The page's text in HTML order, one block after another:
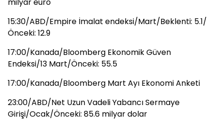
15:30/ABD/Empire İmalat endeksi/Mart/Beklenti: 5.1/
Önceki: 12.9
17:00/Kanada/Bloomberg Ekonomik Güven
Endeksi/13 Mart/Önceki: 55.5
17:00/Kanada/Bloomberg Mart Ayı Ekonomi Anketi
23:00/ABD/Net Uzun Vadeli Yabancı Sermaye
Girişi/Ocak/Önceki: 85.6 milyar dolar